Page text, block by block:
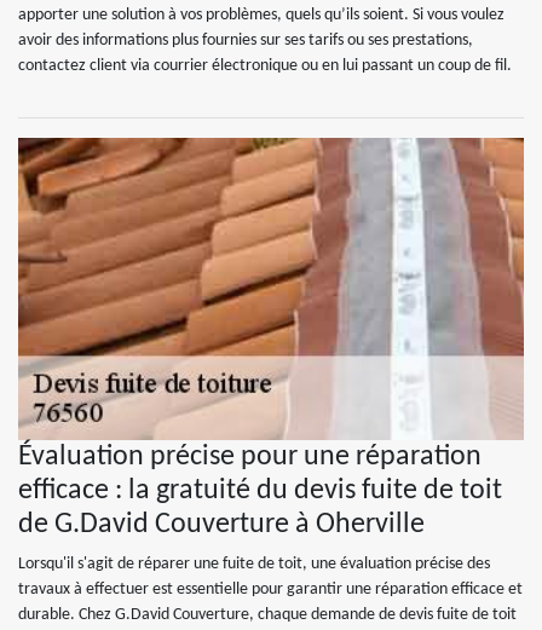
apporter une solution à vos problèmes, quels qu’ils soient. Si vous voulez
avoir des informations plus fournies sur ses tarifs ou ses prestations,
contactez client via courrier électronique ou en lui passant un coup de fil.
Évaluation précise pour une réparation
efficace : la gratuité du devis fuite de toit
de G.David Couverture à Oherville
Lorsqu'il s'agit de réparer une fuite de toit, une évaluation précise des
travaux à effectuer est essentielle pour garantir une réparation efficace et
durable. Chez G.David Couverture, chaque demande de devis fuite de toit